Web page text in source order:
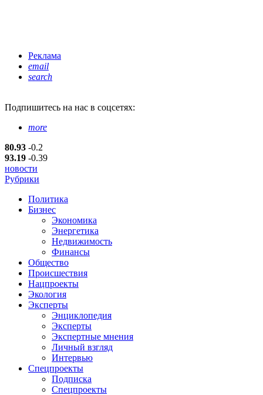
Реклама
email
search
Подпишитесь на нас в соцсетях:
more
80.93 -0.2
93.19 -0.39
новости
Рубрики
Политика
Бизнес
Экономика
Энергетика
Недвижимость
Финансы
Общество
Происшествия
Нацпроекты
Экология
Эксперты
Энциклопедия
Эксперты
Экспертные мнения
Личный взгляд
Интервью
Спецпроекты
Подписка
Спецпроекты